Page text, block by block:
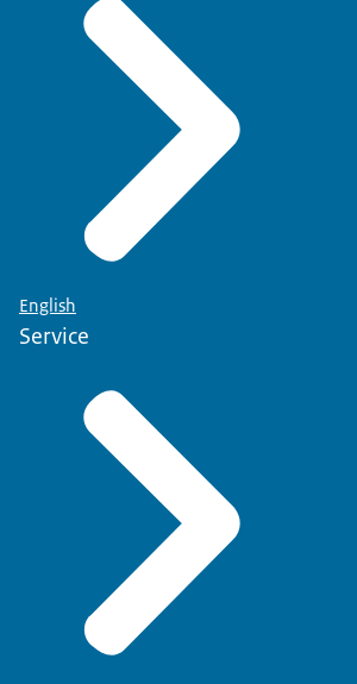
English
Service